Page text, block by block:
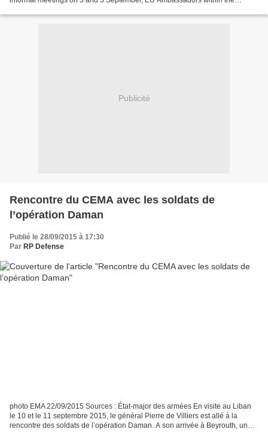
Publicité
Rencontre du CEMA avec les soldats de
l’opération Daman
Publié le 28/09/2015 à 17:30
Par RP Defense
photo EMA 22/09/2015 Sources : État-major des armées En visite au Liban
le 10 et le 11 septembre 2015, le général Pierre de Villiers est allé à la
rencontre des soldats de l’opération Daman. A son arrivée à Beyrouth, un